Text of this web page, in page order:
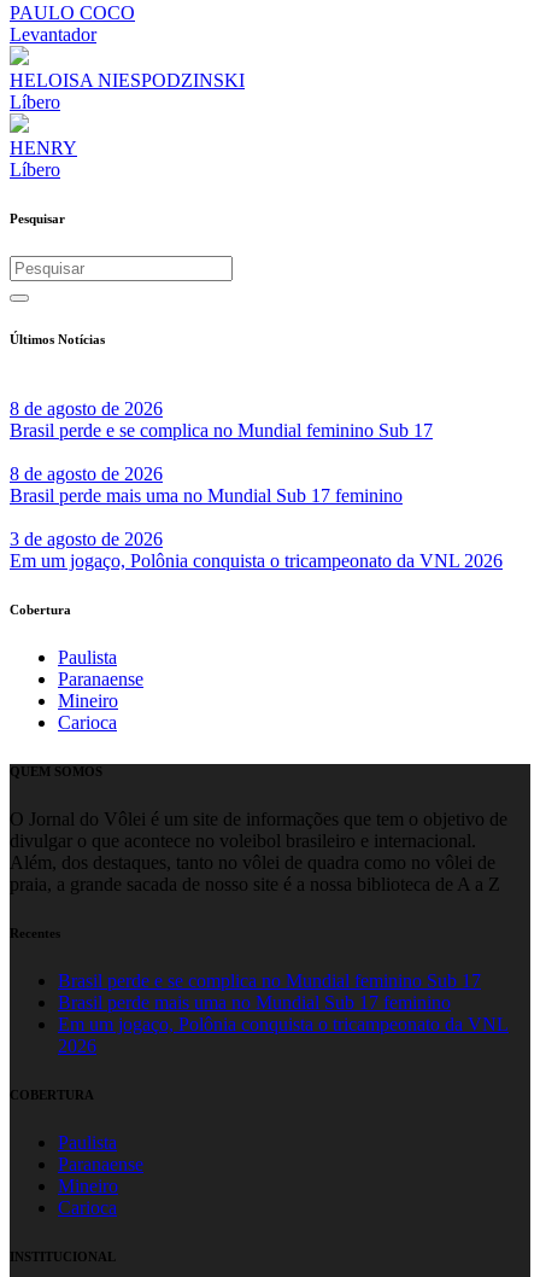
PAULO COCO
Levantador
HELOISA NIESPODZINSKI
Líbero
HENRY
Líbero
Pesquisar
Últimos Notícias
8 de agosto de 2026
Brasil perde e se complica no Mundial feminino Sub 17
8 de agosto de 2026
Brasil perde mais uma no Mundial Sub 17 feminino
3 de agosto de 2026
Em um jogaço, Polônia conquista o tricampeonato da VNL 2026
Cobertura
Paulista
Paranaense
Mineiro
Carioca
QUEM SOMOS
O Jornal do Vôlei é um site de informações que tem o objetivo de
divulgar o que acontece no voleibol brasileiro e internacional.
Além, dos destaques, tanto no vôlei de quadra como no vôlei de
praia, a grande sacada de nosso site é a nossa biblioteca de A a Z
Recentes
Brasil perde e se complica no Mundial feminino Sub 17
Brasil perde mais uma no Mundial Sub 17 feminino
Em um jogaço, Polônia conquista o tricampeonato da VNL
2026
COBERTURA
Paulista
Paranaense
Mineiro
Carioca
INSTITUCIONAL